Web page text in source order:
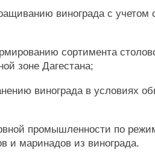
винограда с учетом
сортимента
зоне Дагестана;
винограда в условиях
промышленности по
и маринадов из винограда.